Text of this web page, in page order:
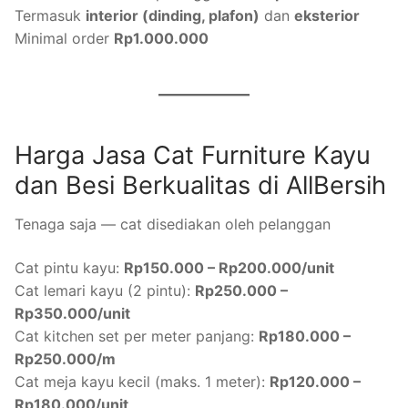
Termasuk interior (dinding, plafon) dan eksterior
Minimal order Rp1.000.000
Harga Jasa Cat Furniture Kayu
dan Besi Berkualitas di AllBersih
Tenaga saja — cat disediakan oleh pelanggan
Cat pintu kayu: Rp150.000 – Rp200.000/unit
Cat lemari kayu (2 pintu): Rp250.000 –
Rp350.000/unit
Cat kitchen set per meter panjang: Rp180.000 –
Rp250.000/m
Cat meja kayu kecil (maks. 1 meter): Rp120.000 –